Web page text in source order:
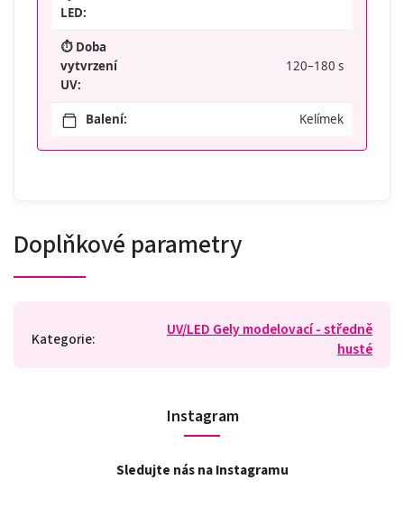
LED:
⏱️ Doba
vytvrzení
UV:
120–180 s
Balení: Kelímek
Doplňkové parametry
Kategorie:
UV/LED Gely modelovací - středně
husté
Instagram
Sledujte nás na Instagramu